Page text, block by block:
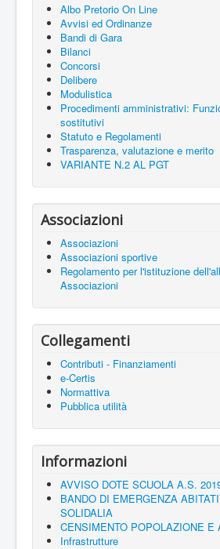
Albo Pretorio On Line
Avvisi ed Ordinanze
Bandi di Gara
Bilanci
Concorsi
Delibere
Modulistica
Procedimenti amministrativi:
sostitutivi
Statuto e Regolamenti
Trasparenza, valutazione e merito
VARIANTE N.2 AL PGT
Associazioni
Associazioni
Associazioni sportive
Regolamento per l'istituzione
Associazioni
Collegamenti
Contributi - Finanziamenti
e-Certis
Normattiva
Pubblica utilità
Informazioni
AVVISO DOTE SCUOLA A.S.
BANDO DI EMERGENZA
SOLIDALIA
CENSIMENTO POPOLAZIONE E
Infrastrutture